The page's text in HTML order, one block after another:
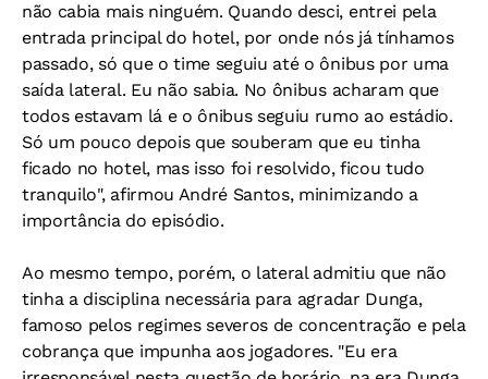
não cabia mais ninguém. Quando desci, entrei pela
entrada principal do hotel, por onde nós já tínhamos
passado, só que o time seguiu até o ônibus por uma
saída lateral. Eu não sabia. No ônibus acharam que
todos estavam lá e o ônibus seguiu rumo ao estádio.
Só um pouco depois que souberam que eu tinha
ficado no hotel, mas isso foi resolvido, ficou tudo
tranquilo", afirmou André Santos, minimizando a
importância do episódio.
Ao mesmo tempo, porém, o lateral admitiu que não
tinha a disciplina necessária para agradar Dunga,
famoso pelos regimes severos de concentração e pela
cobrança que impunha aos jogadores. "Eu era